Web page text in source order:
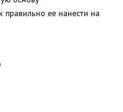
ее нанести на